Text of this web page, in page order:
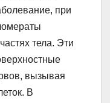
при
тела. Эти
вызывая
В